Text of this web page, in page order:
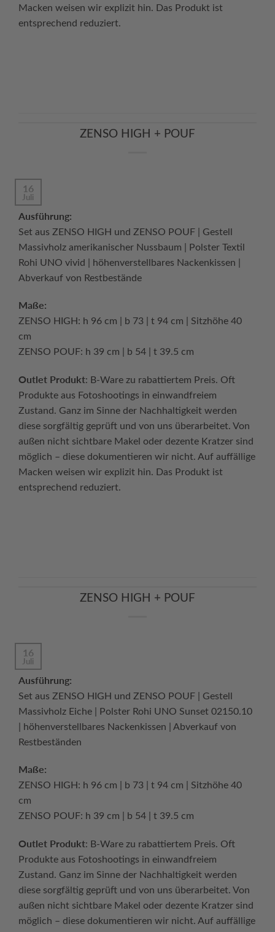
Macken weisen wir explizit hin. Das Produkt ist
entsprechend reduziert.
ZENSO HIGH + POUF
16
Juli
Ausführung:
Set aus ZENSO HIGH und ZENSO POUF | Gestell
Massivholz amerikanischer Nussbaum | Polster Textil
Rohi UNO vivid | höhenverstellbares Nackenkissen |
Abverkauf von Restbestände
Maße:
ZENSO HIGH: h 96 cm | b 73 | t 94 cm | Sitzhöhe 40
cm
ZENSO POUF: h 39 cm | b 54 | t 39.5 cm
Outlet Produkt: B-Ware zu rabattiertem Preis. Oft
Produkte aus Fotoshootings in einwandfreiem
Zustand. Ganz im Sinne der Nachhaltigkeit werden
diese sorgfältig geprüft und von uns überarbeitet. Von
außen nicht sichtbare Makel oder dezente Kratzer sind
möglich – diese dokumentieren wir nicht. Auf auffällige
Macken weisen wir explizit hin. Das Produkt ist
entsprechend reduziert.
ZENSO HIGH + POUF
16
Juli
Ausführung:
Set aus ZENSO HIGH und ZENSO POUF | Gestell
Massivholz Eiche | Polster Rohi UNO Sunset 02150.10
| höhenverstellbares Nackenkissen | Abverkauf von
Restbeständen
Maße:
ZENSO HIGH: h 96 cm | b 73 | t 94 cm | Sitzhöhe 40
cm
ZENSO POUF: h 39 cm | b 54 | t 39.5 cm
Outlet Produkt: B-Ware zu rabattiertem Preis. Oft
Produkte aus Fotoshootings in einwandfreiem
Zustand. Ganz im Sinne der Nachhaltigkeit werden
diese sorgfältig geprüft und von uns überarbeitet. Von
außen nicht sichtbare Makel oder dezente Kratzer sind
möglich – diese dokumentieren wir nicht. Auf auffällige